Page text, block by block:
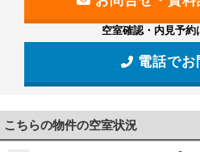
空室確認・内見予約
電話でお
こちらの物件の空室状況